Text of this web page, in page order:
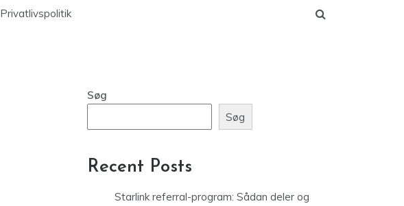
Privatlivspolitik
Søg
Søg
Recent Posts
Starlink referral-program: Sådan deler og